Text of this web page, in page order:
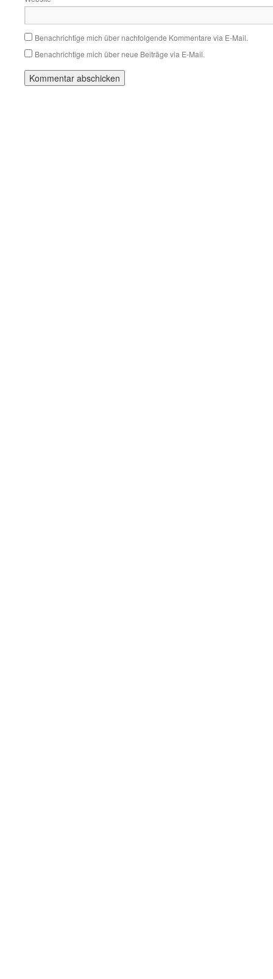
Benachrichtige mich über nachfolgende Kommentare via E-Mail.
Benachrichtige mich über neue Beiträge via E-Mail.